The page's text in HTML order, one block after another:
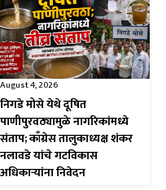
August 4, 2026
निगडे मोसे येथे दूषित
पाणीपुरवठ्यामुळे नागरिकांमध्ये
संताप; काँग्रेस तालुकाध्यक्ष शंकर
नलावडे यांचे गटविकास
अधिकाऱ्यांना निवेदन